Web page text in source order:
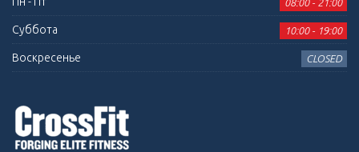
08:00 - 21:00
Суббота 10:00 - 19:00
Воскресенье CLOSED